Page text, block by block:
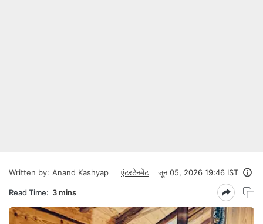
Written by: Anand Kashyap एंटरटेनमेंट जून 05, 2026 19:46 IST
Read Time: 3 mins